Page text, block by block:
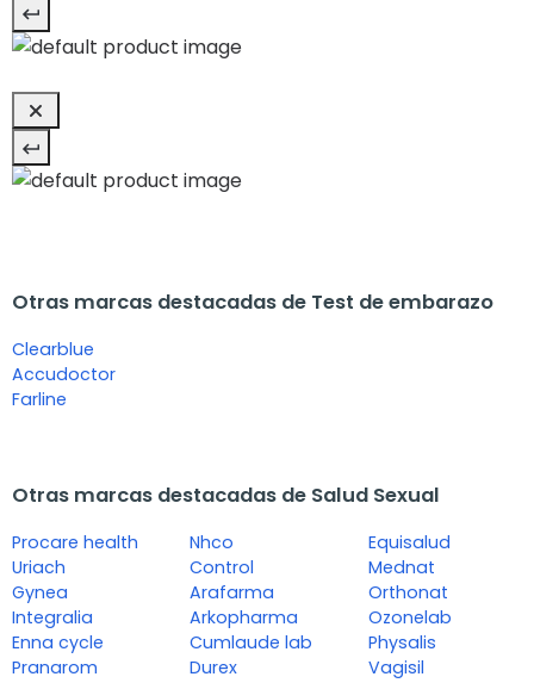
Otras marcas destacadas de Test de embarazo
Clearblue
Accudoctor
Farline
Otras marcas destacadas de Salud Sexual
Procare health
Uriach
Gynea
Integralia
Enna cycle
Pranarom
Nhco
Control
Arafarma
Arkopharma
Cumlaude lab
Durex
Equisalud
Mednat
Orthonat
Ozonelab
Physalis
Vagisil